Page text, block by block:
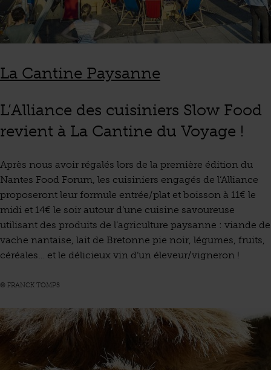
La Cantine Paysanne
L’Alliance des cuisiniers Slow Food
revient à La Cantine du Voyage !
Après nous avoir régalés lors de la première édition du
Nantes Food Forum, les cuisiniers engagés de l’Alliance
proposeront leur formule entrée/plat et boisson à 11€ le
midi et 14€ le soir autour d’une cuisine savoureuse
utilisant des produits de l’agriculture paysanne : viande de
vache nantaise, lait de Bretonne pie noir, légumes, fruits,
céréales… et le délicieux vin d’un éleveur/vigneron !
© FRANCK TOMPS